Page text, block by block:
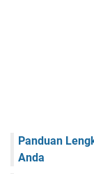
Panduan
Anda